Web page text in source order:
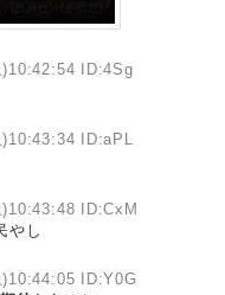
ID:4Sg
ID:aPL
ID:CxM
やし
ID:Y0G